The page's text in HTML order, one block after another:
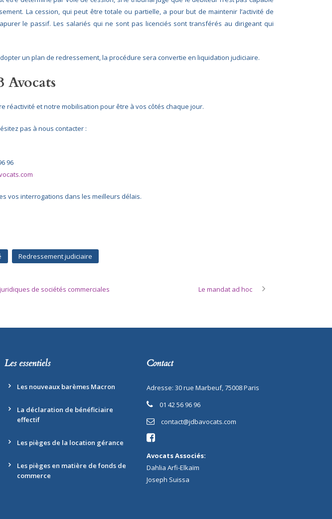
La cession, qui peut être totale ou partielle, a pour but de maintenir l’activité de
le passif. Les salariés qui ne sont pas licenciés sont transférés au dirigeant qui
un plan de redressement, la procédure sera convertie en liquidation judiciaire.
Avocats
réactivité et notre mobilisation pour être à vos côtés chaque jour.
pas à nous contacter :
96
vos interrogations dans les meilleurs délais.
Redressement judiciaire
de sociétés commerciales Le mandat ad hoc
Les essentiels
Les nouveaux barèmes Macron
La déclaration de bénéficiaire
effectif
Les pièges de la location gérance
Les pièges en matière de fonds de
commerce
Contact
Adresse: 30 rue Marbeuf, 75008 Paris
01 42 56 96 96
contact@jdbavocats.com
Avocats Associés:
Dahlia Arfi-Elkaïm
Joseph Suissa